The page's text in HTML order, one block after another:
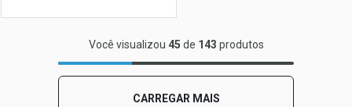
FECHAR
Laboratório
FECHAR
Por Menos
Você visualizou 45 de 143 produtos
CARREGAR MAIS